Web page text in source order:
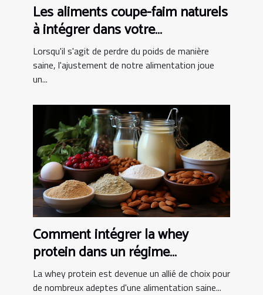
Les aliments coupe-faim naturels
à intégrer dans votre
alimentation pour une perte de
poids saine
Lorsqu'il s'agit de perdre du poids de manière
saine, l'ajustement de notre alimentation joue
un...
Comment intégrer la whey
protein dans un régime
alimentaire équilibré
La whey protein est devenue un allié de choix pour
de nombreux adeptes d'une alimentation saine...